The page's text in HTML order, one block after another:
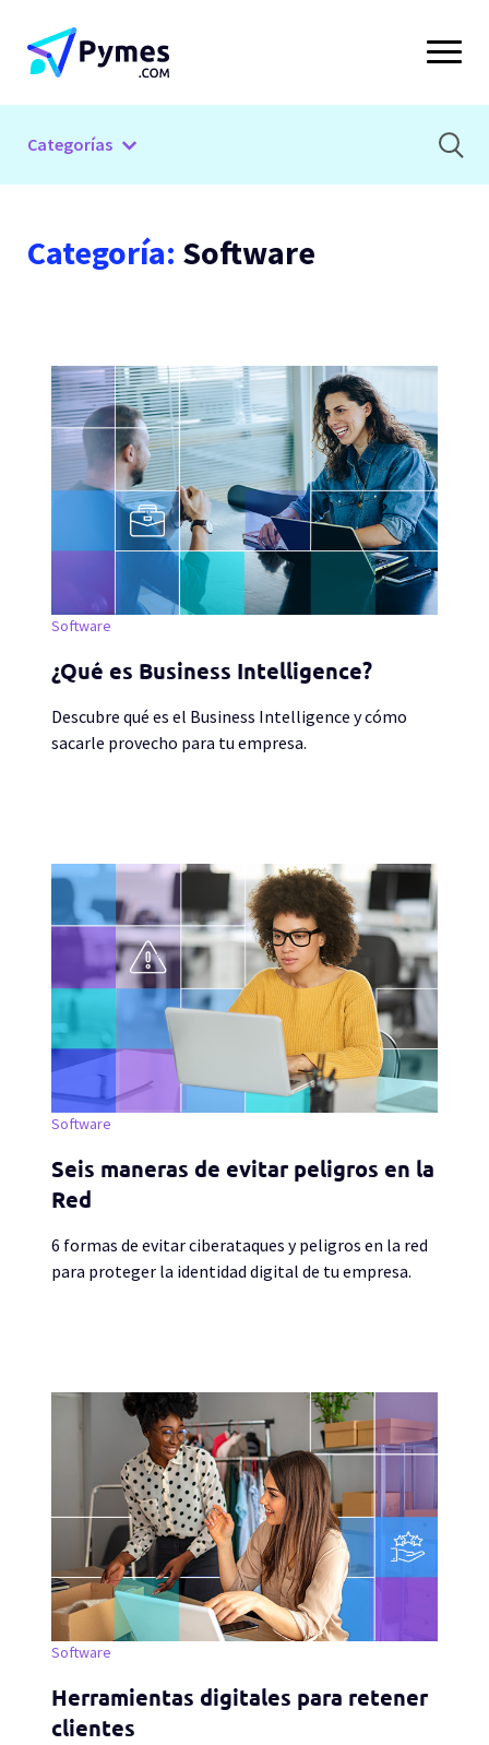
Categorías
Categoría: Software
Software
¿Qué es Business Intelligence?
Descubre qué es el Business Intelligence y cómo
sacarle provecho para tu empresa.
Software
Seis maneras de evitar peligros en la
Red
6 formas de evitar ciberataques y peligros en la red
para proteger la identidad digital de tu empresa.
Software
Herramientas digitales para retener
clientes